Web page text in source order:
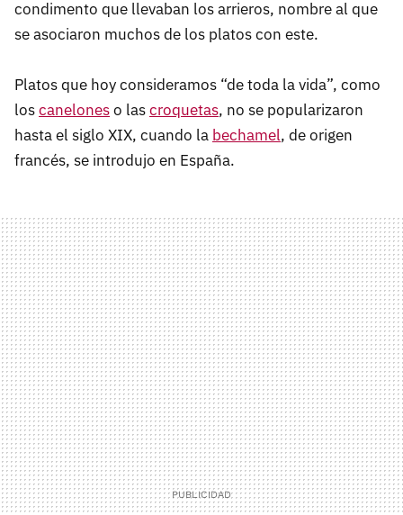
condimento que llevaban los arrieros, nombre al que
se asociaron muchos de los platos con este.
Platos que hoy consideramos “de toda la vida”, como
loscaneloneso lascroquetas, no se popularizaron
hasta el siglo XIX, cuando la bechamel, de origen
francés, se introdujo en España.